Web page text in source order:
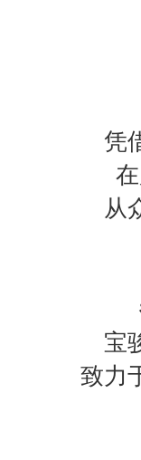
凭借
在广
从众
宝骏
致力于